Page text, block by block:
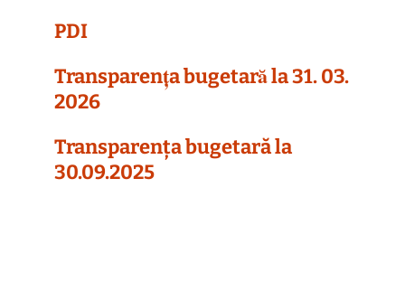
PDI
Transparența bugetară la 31. 03.
2026
Transparența bugetarăla
30.09.2025